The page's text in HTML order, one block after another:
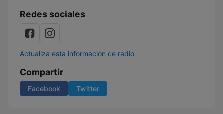
Redes sociales
Actualiza esta información de radio
Compartir
Facebook Twitter